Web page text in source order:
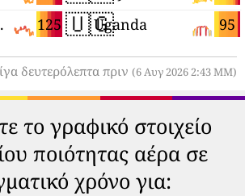
125 🇺🇬 95
Uganda
δευτερόλεπτα πριν (6 Αυγ 2026 2:43 ΜΜ)
το γραφικό στοιχείο
ποιότητας αέρα σε
χρόνο για: